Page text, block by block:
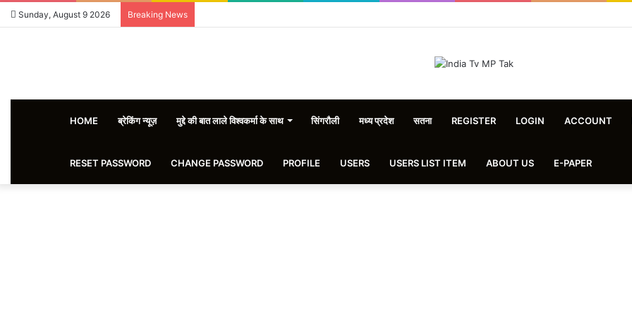
Sunday, August 9 2026 Breaking News
HOME ब्रेकिंग न्यूज़ मुद्दे की बात लाले विश्वकर्मा के साथ सिंगरौली मध्य प्रदेश सतना REGISTER LOGIN ACCOUNT
RESET PASSWORD CHANGE PASSWORD PROFILE USERS USERS LIST ITEM ABOUT US E-PAPER